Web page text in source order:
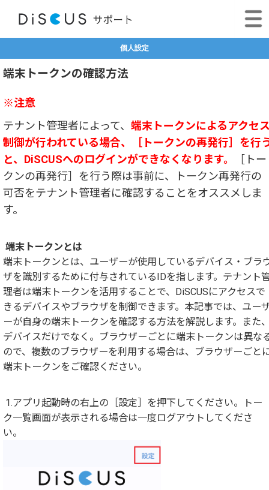
個人設定
端末トークンの確認方法
※注意
テナント管理者によって、 端末トークンによるアクセ
制御が行われている場合、［トークンの再発行］を行
と、DiSCUSへのログインができなくなります。
［トー
クンの再発行］を行う際は事前に、トークン再発行の
可否をテナント管理者に確認することをオススメしま
す。
端末トークンとは
端末トークンとは、ユーザーが使用しているデバイス・ブラ
ザを識別するために付与されているIDを指します。テナント
理者は端末トークンを活用することで、DiSCUSにアクセスで
きるデバイスやブラウザを制御できます。本記事では、ユー
ーが自身の端末トークンを確認する方法を解説します。また
デバイスだけでなく。ブラウザーごとに端末トークンは異な
ので、複数のブラウザーを利用する場合は、ブラウザーごと
端末トークンをご確認ください。
1.アプリ起動時の右上の［設定］を押下してください。トー
ク一覧画面が表示される場合は一度ログアウトしてくださ
い。